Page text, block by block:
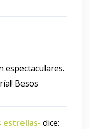
espectaculares.
Besos
estrellas- dice: